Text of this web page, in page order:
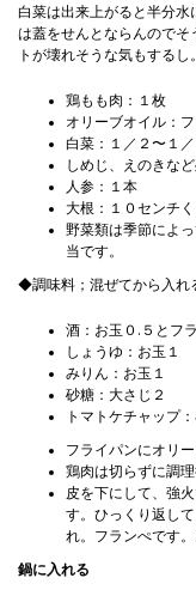
白菜は出来上がると半分
は蓋をせんとならんのでそ
トが壊れそうな気もするし
鶏もも肉：１枚
オリーブオイル：
白菜：１／２〜１
しめじ、えのきな
人参：１本
大根：１０センチ
野菜類は季節によ
当です。
◆調味料；混ぜてから入れ
酒：お玉０.５とフ
しょうゆ：お玉１
みりん：お玉１
砂糖：大さじ２
トマトケチャップ
フライパンにオリ
鶏肉は切らずに調理
皮を下にして、強
す。ひっくり返し
れ。フランぺです
鍋に入れる